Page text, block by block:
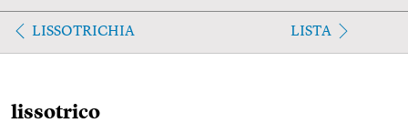
LISSOTRICHIA LISTA
lissotrico